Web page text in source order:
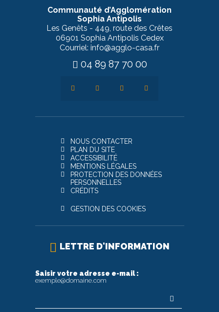
Communauté d’Agglomération
Sophia Antipolis
Les Genêts - 449, route des Crêtes
06901 Sophia Antipolis Cedex
Courriel: info@agglo-casa.fr
04 89 87 70 00
NOUS CONTACTER
PLAN DU SITE
ACCESSIBILITÉ
MENTIONS LÉGALES
PROTECTION DES DONNÉES
PERSONNELLES
CRÉDITS
GESTION DES COOKIES
LETTRE D'INFORMATION
Saisir votre adresse e-mail :
exemple@domaine.com